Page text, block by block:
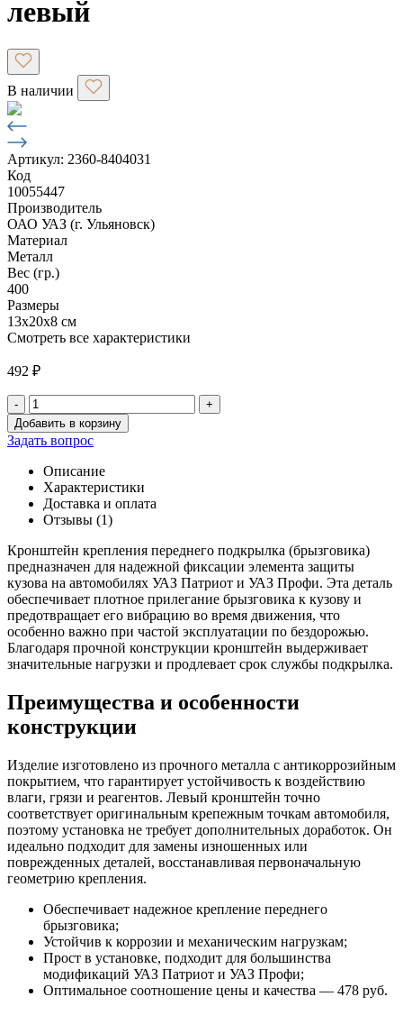
левый
В наличии
Артикул: 2360-8404031
Код
10055447
Производитель
ОАО УАЗ (г. Ульяновск)
Материал
Металл
Вес (гр.)
400
Размеры
13х20х8 см
Смотреть все характеристики
492 ₽
- +
Количество
товара
Кронштейн
крепл.
переднего
подкрылка
(брызговика)Патриот,
левый
Добавить в корзину
Задать вопрос
Описание
Характеристики
Доставка и оплата
Отзывы (1)
Кронштейн крепления переднего подкрылка (брызговика)
предназначен для надежной фиксации элемента защиты
кузова на автомобилях УАЗ Патриот и УАЗ Профи. Эта деталь
обеспечивает плотное прилегание брызговика к кузову и
предотвращает его вибрацию во время движения, что
особенно важно при частой эксплуатации по бездорожью.
Благодаря прочной конструкции кронштейн выдерживает
значительные нагрузки и продлевает срок службы подкрылка.
Преимущества и особенности
конструкции
Изделие изготовлено из прочного металла с антикоррозийным
покрытием, что гарантирует устойчивость к воздействию
влаги, грязи и реагентов. Левый кронштейн точно
соответствует оригинальным крепежным точкам автомобиля,
поэтому установка не требует дополнительных доработок. Он
идеально подходит для замены изношенных или
поврежденных деталей, восстанавливая первоначальную
геометрию крепления.
Обеспечивает надежное крепление переднего
брызговика;
Устойчив к коррозии и механическим нагрузкам;
Прост в установке, подходит для большинства
модификаций УАЗ Патриот и УАЗ Профи;
Оптимальное соотношение цены и качества — 478 руб.